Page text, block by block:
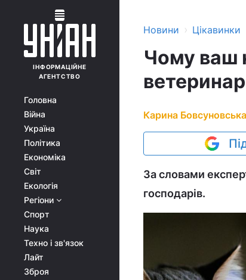
ІНФОРМАЦІЙНЕ
АГЕНТСТВО
Головна
Війна
Україна
Політика
Економіка
Світ
Екологія
Регіони
Спорт
Наука
Техно і зв'язок
Лайт
Зброя
Новини › Цікавинки
Чому ваш
Карина Бовсуновська
За словами
господарів.